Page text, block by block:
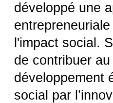
développé une
l'impact social.
de contribuer au
développement
social par